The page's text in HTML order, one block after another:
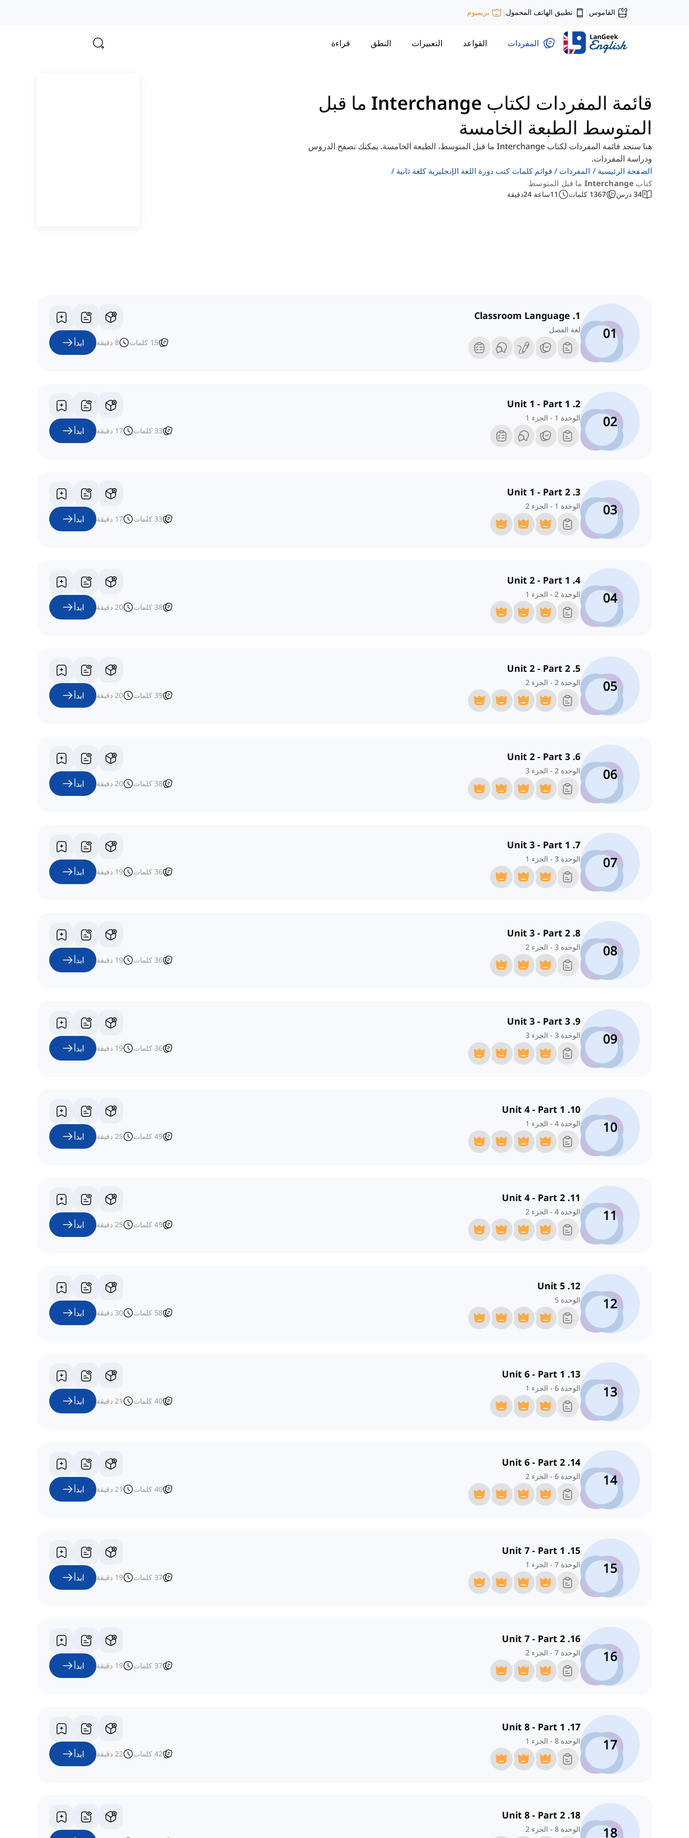
القاموس | تطبيق الهاتف المحمول | بريميوم
المفردات القواعد التعبيرات النطق قراءة
قائمة المفردات لكتاب Interchange ما قبل
المتوسط الطبعة الخامسة
هنا ستجد قائمة المفردات لكتاب Interchange ما قبل المتوسط، الطبعة الخامسة. يمكنك تصفح الدروس
ودراسة المفردات.
الصفحة الرئيسية المفردات
قوائم كلمات كتب دورة اللغة الإنجليزية كلغة ثانية
كتاب Interchange ما قبل المتوسط
34 درس 1367 كلمات 11ساعة 24دقيقة
01
1. Classroom Language
لغة الفصل
15 كلمات 8 دقيقة ابدأ
02
2. Unit 1 - Part 1
الوحدة 1 - الجزء 1
33 كلمات 17 دقيقة ابدأ
03
3. Unit 1 - Part 2
الوحدة 1 - الجزء 2
33 كلمات 17 دقيقة ابدأ
04
4. Unit 2 - Part 1
الوحدة 2 - الجزء 1
38 كلمات 20 دقيقة ابدأ
05
5. Unit 2 - Part 2
الوحدة 2 - الجزء 2
39 كلمات 20 دقيقة ابدأ
06
6. Unit 2 - Part 3
الوحدة 2 - الجزء 3
38 كلمات 20 دقيقة ابدأ
07
7. Unit 3 - Part 1
الوحدة 3 - الجزء 1
36 كلمات 19 دقيقة ابدأ
08
8. Unit 3 - Part 2
الوحدة 3 - الجزء 2
36 كلمات 19 دقيقة ابدأ
09
9. Unit 3 - Part 3
الوحدة 3 - الجزء 3
36 كلمات 19 دقيقة ابدأ
10
10. Unit 4 - Part 1
الوحدة 4 - الجزء 1
49 كلمات 25 دقيقة ابدأ
11
11. Unit 4 - Part 2
الوحدة 4 - الجزء 2
49 كلمات 25 دقيقة ابدأ
12
12. Unit 5
الوحدة 5
58 كلمات 30 دقيقة ابدأ
13
13. Unit 6 - Part 1
الوحدة 6 - الجزء 1
40 كلمات 21 دقيقة ابدأ
14
14. Unit 6 - Part 2
الوحدة 6 - الجزء 2
40 كلمات 21 دقيقة ابدأ
15
15. Unit 7 - Part 1
الوحدة 7 - الجزء 1
37 كلمات 19 دقيقة ابدأ
16
16. Unit 7 - Part 2
الوحدة 7 - الجزء 2
37 كلمات 19 دقيقة ابدأ
17
17. Unit 8 - Part 1
الوحدة 8 - الجزء 1
42 كلمات 22 دقيقة ابدأ
18
18. Unit 8 - Part 2
الوحدة 8 - الجزء 2